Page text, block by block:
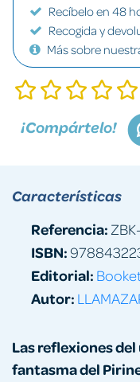
Recíbelo en 48
Recogida y
Más sobre
¡Compártelo!
Las reflexiones
fantasma del
Características
Referencia:
ISBN:
Editorial:
Autor: